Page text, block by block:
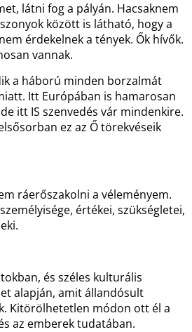
látni fog a pályán. Hacsaknem
között is látható, hogy a
érdekelnek a tények. Ők hívők.
vannak.
a háború minden borzalmát
Itt Európában is hamarosan
itt IS szenvedés vár mindenkire.
ez az Ő törekvéseik
ráerőszakolni a véleményem.
értékei, szükségletei,
és széles kulturális
alapján, amit állandósult
Kitörölhetetlen módon ott él a
az emberek tudatában.